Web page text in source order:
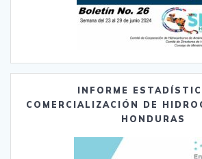
INFORME
COMERCIALIZACIÓN DE
HONDURAS